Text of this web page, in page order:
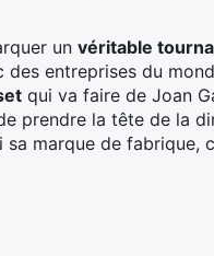
un véritable
entreprises du
qui va faire de Joan
prendre la tête de la
sa marque de fabrique,